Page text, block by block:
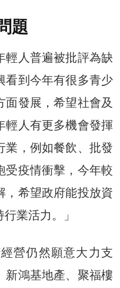
題
輕人普遍被批評為缺
看到今年有很多青少
發展，希望社會及
輕人有更多機會發揮
業，例如餐飲、批發
受疫情衝擊，今年較
，希望政府能投放資
業活力。」
營仍然願意大力支
新鴻基地產、聚福樓